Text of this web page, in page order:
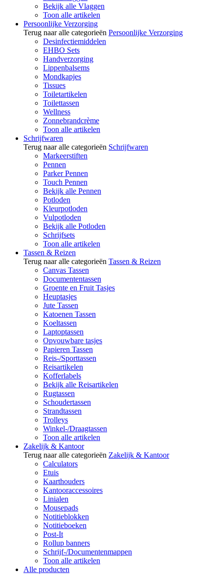
Bekijk alle Vlaggen
Toon alle artikelen
Persoonlijke Verzorging
Terug naar alle categorieën Persoonlijke Verzorging
Desinfectiemiddelen
EHBO Sets
Handverzorging
Lippenbalsems
Mondkapjes
Tissues
Toiletartikelen
Toilettassen
Wellness
Zonnebrandcrème
Toon alle artikelen
Schrijfwaren
Terug naar alle categorieën Schrijfwaren
Markeerstiften
Pennen
Parker Pennen
Touch Pennen
Bekijk alle Pennen
Potloden
Kleurpotloden
Vulpotloden
Bekijk alle Potloden
Schrijfsets
Toon alle artikelen
Tassen & Reizen
Terug naar alle categorieën Tassen & Reizen
Canvas Tassen
Documententassen
Groente en Fruit Tasjes
Heuptasjes
Jute Tassen
Katoenen Tassen
Koeltassen
Laptoptassen
Opvouwbare tasjes
Papieren Tassen
Reis-/Sporttassen
Reisartikelen
Kofferlabels
Bekijk alle Reisartikelen
Rugtassen
Schoudertassen
Strandtassen
Trolleys
Winkel-/Draagtassen
Toon alle artikelen
Zakelijk & Kantoor
Terug naar alle categorieën Zakelijk & Kantoor
Calculators
Etuis
Kaarthouders
Kantooraccessoires
Linialen
Mousepads
Notitieblokken
Notitieboeken
Post-It
Rollup banners
Schrijf-/Documentenmappen
Toon alle artikelen
Alle producten